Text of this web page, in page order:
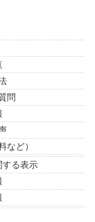
問
など）
する表示